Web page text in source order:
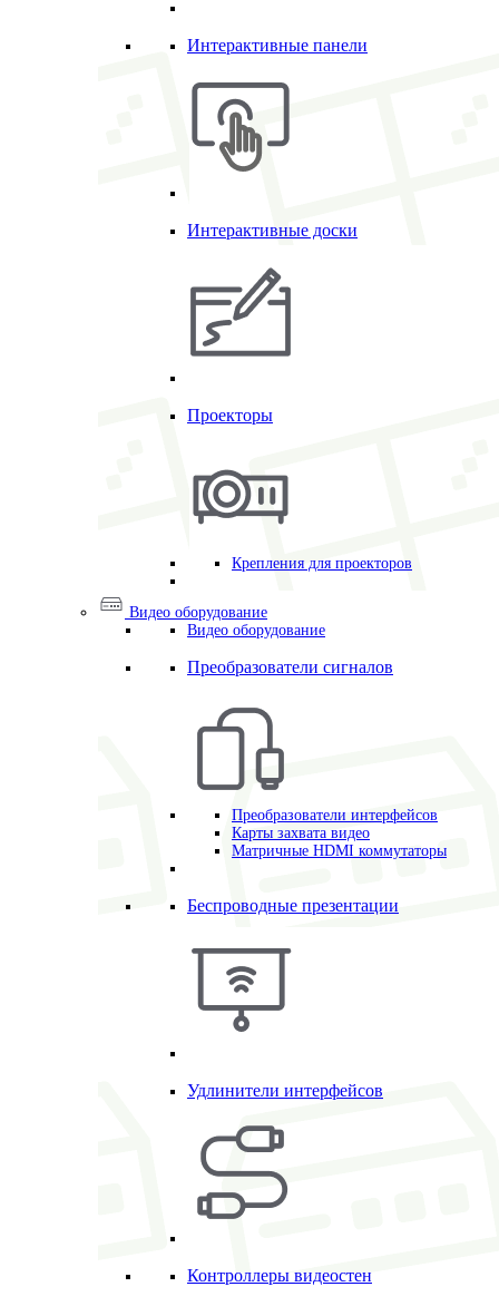
Интерактивные панели
Интерактивные доски
Проекторы
Крепления для проекторов
Видео оборудование
Видео оборудование
Преобразователи сигналов
Преобразователи интерфейсов
Карты захвата видео
Матричные HDMI коммутаторы
Беспроводные презентации
Удлинители интерфейсов
Контроллеры видеостен